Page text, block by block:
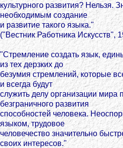
культурного развития? Нельзя.
необходимым создание
и развитие такого языка."
("Вестник Работника Искусств",
"Стремление создать язык,
из тех дерзких до
безумия стремлений, которые
и всегда будут
служить делу организации мира
безграничного развития
способностей человека.
языком, трудовое
человечество значительно
своих интересов."